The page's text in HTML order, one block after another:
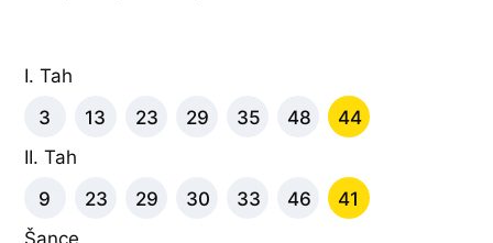
I. Tah
3
13 23 29 35 48
44
II. Tah
9
23 29 30 33 46
41
Šance